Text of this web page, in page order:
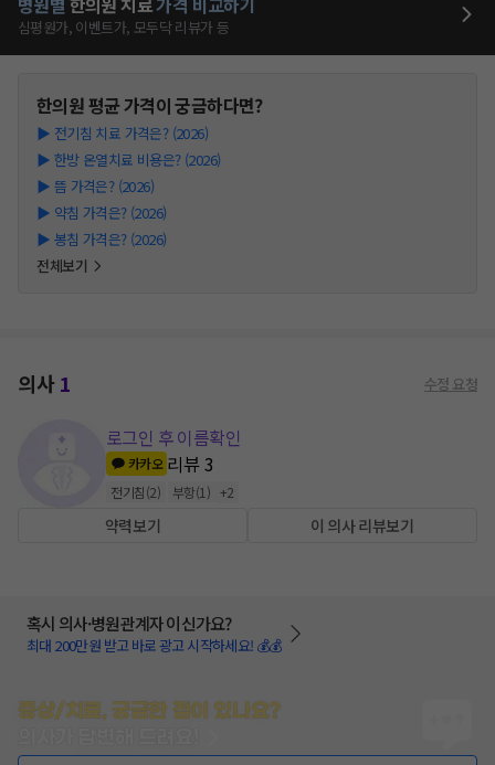
심평원가, 이벤트가, 모두닥 리뷰가 등
한의원평균 가격이 궁금하다면?
▶ 전기침 치료 가격은? (2026)
▶ 한방 온열치료 비용은? (2026)
▶ 뜸 가격은? (2026)
▶ 약침 가격은? (2026)
▶ 봉침 가격은? (2026)
전체보기
의사1 수정 요청
로그인 후 이름확인
카카오 리뷰3
전기침(2) 부항(1 ) +2
약력보기 이 의사 리뷰보기
혹시 의사·병원관계자 이신가요?
최대 200만원 받고 바로 광고 시작하세요! 💰💰
증상/치료, 궁금한 점이 있나요?